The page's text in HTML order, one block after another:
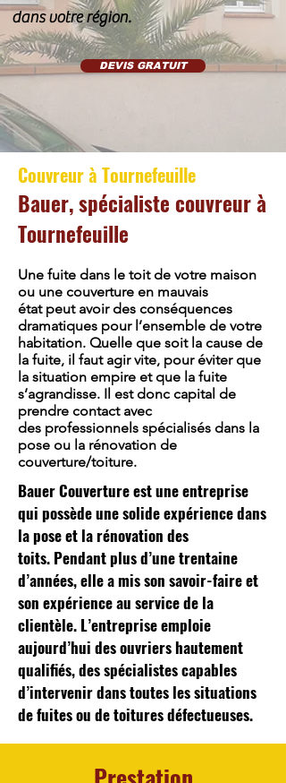
dans votre région.
DEVIS GRATUIT
Couvreur à Tournefeuille
Bauer, spécialiste couvreur à
Tournefeuille
Une fuite dans le toit de votre maison
ou une couverture en mauvais
état peut avoir des conséquences
dramatiques pour l’ensemble de votre
habitation. Quelle que soit la cause de
la fuite, il faut agir vite, pour éviter que
la situation empire et que la fuite
s’agrandisse. Il est donc capital de
prendre contact avec
des professionnels spécialisés dans la
pose ou la rénovation de
couverture/toiture.
Bauer Couverture est une entreprise
qui possède une solide expérience dans
la pose et la rénovation des
toits. Pendant plus d’une trentaine
d’années, elle a mis son savoir-faire et
son expérience au service de la
clientèle. L’entreprise emploie
aujourd’hui des ouvriers hautement
qualifiés, des spécialistes capables
d’intervenir dans toutes les situations
de fuites ou de toitures défectueuses.